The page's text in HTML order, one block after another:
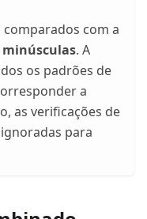
com a
. A
os padrões de
a
as verificações de
para